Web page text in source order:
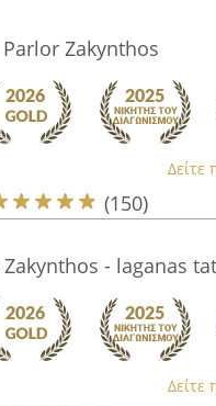
Zakynthos
Δείτε
(150)
- laganas
Δείτε